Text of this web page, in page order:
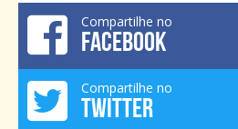
Compartilhe no
FACEBOOK
Compartilhe no
TWITTER